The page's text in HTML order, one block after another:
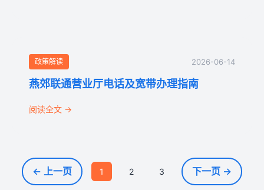
政策解读 2026-06-14
燕郊联通营业厅电话及宽带办理指南
阅读全文 →
← 上一页 1 2 3 下一页 →